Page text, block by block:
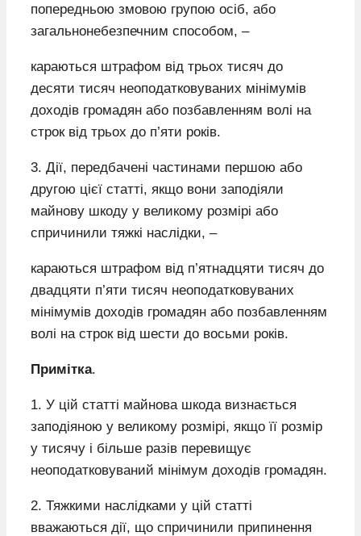
попередньою змовою групою осіб, або
загальнонебезпечним способом, –
караються штрафом від трьох тисяч до
десяти тисяч неоподатковуваних мінімумів
доходів громадян або позбавленням волі на
строк від трьох до п’яти років.
3. Дії, передбачені частинами першою або
другою цієї статті, якщо вони заподіяли
майнову шкоду у великому розмірі або
спричинили тяжкі наслідки, –
караються штрафом від п’ятнадцяти тисяч до
двадцяти п’яти тисяч неоподатковуваних
мінімумів доходів громадян або позбавленням
волі на строк від шести до восьми років.
Примітка.
1. У цій статті майнова шкода визнається
заподіяною у великому розмірі, якщо її розмір
у тисячу і більше разів перевищує
неоподатковуваний мінімум доходів громадян.
2. Тяжкими наслідками у цій статті
вважаються дії, що спричинили припинення